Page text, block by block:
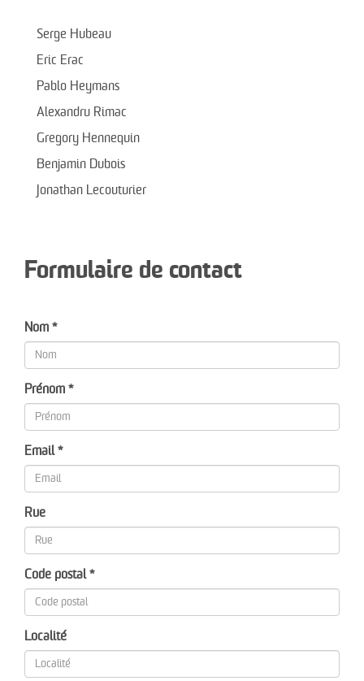
Serge Hubeau
Eric Erac
Pablo Heymans
Alexandru Rimac
Gregory Hennequin
Benjamin Dubois
Jonathan Lecouturier
Formulaire de contact
Nom *
Prénom *
Email *
Rue
Code postal *
Localité